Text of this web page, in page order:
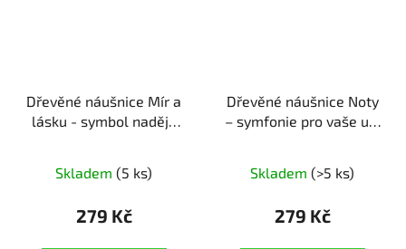
Dřevěné náušnice Mír a
lásku - symbol naděje
Skladem (5 ks)
279 Kč
Dřevěné náušnice Noty
– symfonie pro vaše uši
hudby
Skladem (>5 ks)
279 Kč